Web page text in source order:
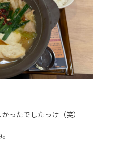
ったでしたっけ（笑）